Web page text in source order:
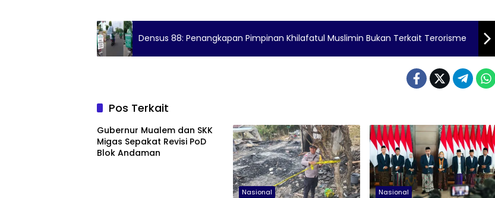
Densus 88: Penangkapan Pimpinan Khilafatul Muslimin Bukan Terkait Terorisme
Pos Terkait
Gubernur Mualem dan SKK
Migas Sepakat Revisi PoD
Blok Andaman
Nasional Nasional